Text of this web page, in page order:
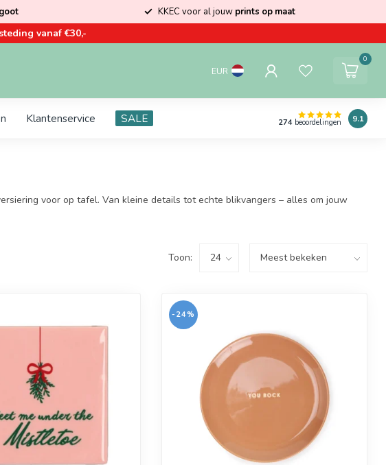
KKEC voor al jouw prints op maat
vanaf €30,-
EUR
0
Klantenservice SALE 274 beoordelingen 9.1
voor op tafel. Van kleine details tot echte blikvangers – alles om jouw
Toon:
-24%